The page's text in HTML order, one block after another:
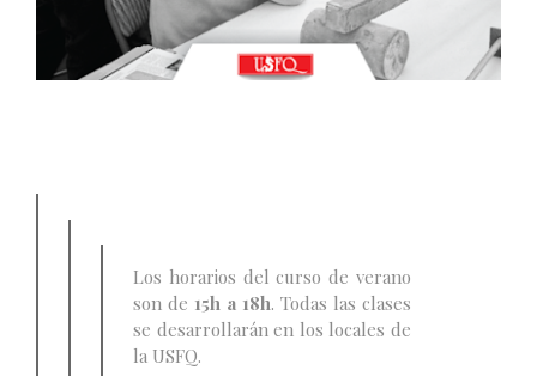
Los horarios del curso de verano
son de 15h a 18h. Todas las clases
se desarrollarán en los locales de
la USFQ.